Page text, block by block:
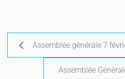
Assemblée générale 7
Assemblée